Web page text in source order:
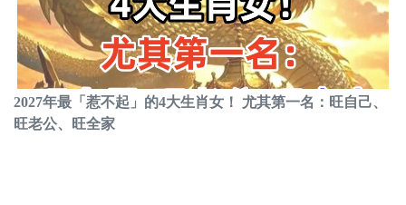
2027年最「惹不起」的4大生肖女！ 尤其第一名：旺自己、
旺老公、旺全家